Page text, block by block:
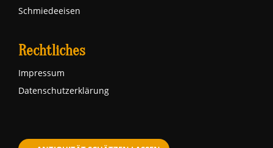
Schmiedeeisen
Rechtliches
Impressum
Datenschutzerklärung